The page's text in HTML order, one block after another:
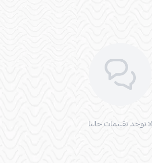
لا توجد تقييمات حاليا